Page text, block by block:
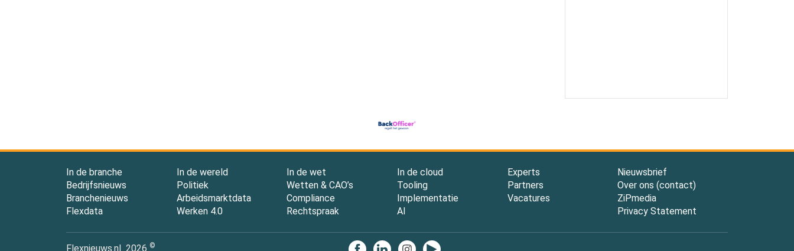
In de branche
Bedrijfsnieuws
Branchenieuws
Flexdata
In de wereld
Politiek
Arbeidsmarktdata
Werken 4.0
In de wet
Wetten & CAO’s
Compliance
Rechtspraak
In de cloud
Tooling
Implementatie
AI
Experts
Partners
Vacatures
Nieuwsbrief
Over ons (contact)
ZiPmedia
Privacy Statement
Flexnieuws.nl 2026 ©